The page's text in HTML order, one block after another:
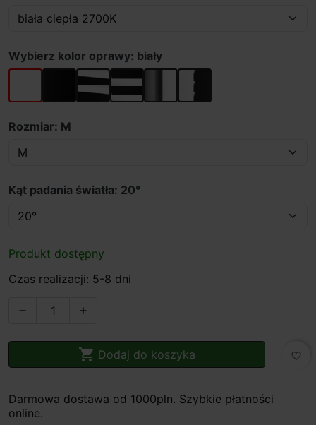
Wybierz kolor oprawy: biały
biały czarnybiały/czarnyczarny/białychrom + białychrom + czarny
Rozmiar: M
Kąt padania światła: 20°
Produkt dostępny
Czas realizacji: 5-8 dni
 
 Dodaj do koszyka favorite_border
Darmowa dostawa od 1000pln. Szybkie płatności
online.